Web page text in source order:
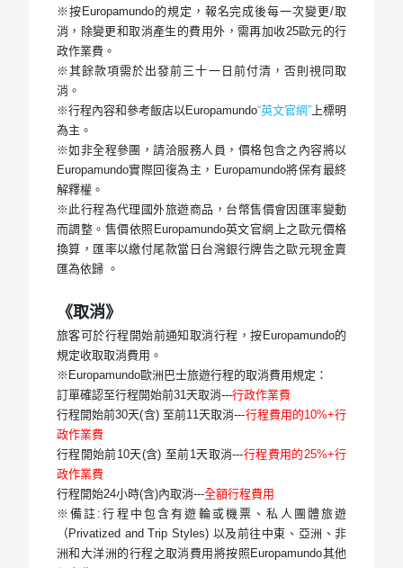
※按Europamundo的規定，報名完成後每一次變更/取
消，除變更和取消產生的費用外，需再加收25歐元的行
政作業費。
※其餘款項需於出發前三十一日前付清，否則視同取
消。
※行程內容和參考飯店以Europamundo“英文官網” 上標明
為主。
※如非全程參團，請洽服務人員，價格包含之內容將以
Europamundo實際回復為主，Europamundo將保有最終
解釋權。
※此行程為代理國外旅遊商品，台幣售價會因匯率變動
而調整。售價依照Europamundo英文官網上之歐元價格
換算，匯率以繳付尾款當日台灣銀行牌告之歐元現金賣
匯為依歸 。
《取消》
旅客可於行程開始前通知取消行程，按Europamundo的
規定收取取消費用。
※Europamundo歐洲巴士旅遊行程的取消費用規定：
訂單確認至行程開始前31天取消---行政作業費
行程開始前30天(含) 至前11天取消---行程費用的10%+行
政作業費
行程開始前10天(含) 至前1天取消---行程費用的25%+行
政作業費
行程開始24小時(含)內取消---全額行程費用
※備註:行程中包含有遊輪或機票、私人團體旅遊
（Privatized and Trip Styles) 以及前往中東、亞洲、非
洲和大洋洲的行程之取消費用將按照Europamundo其他